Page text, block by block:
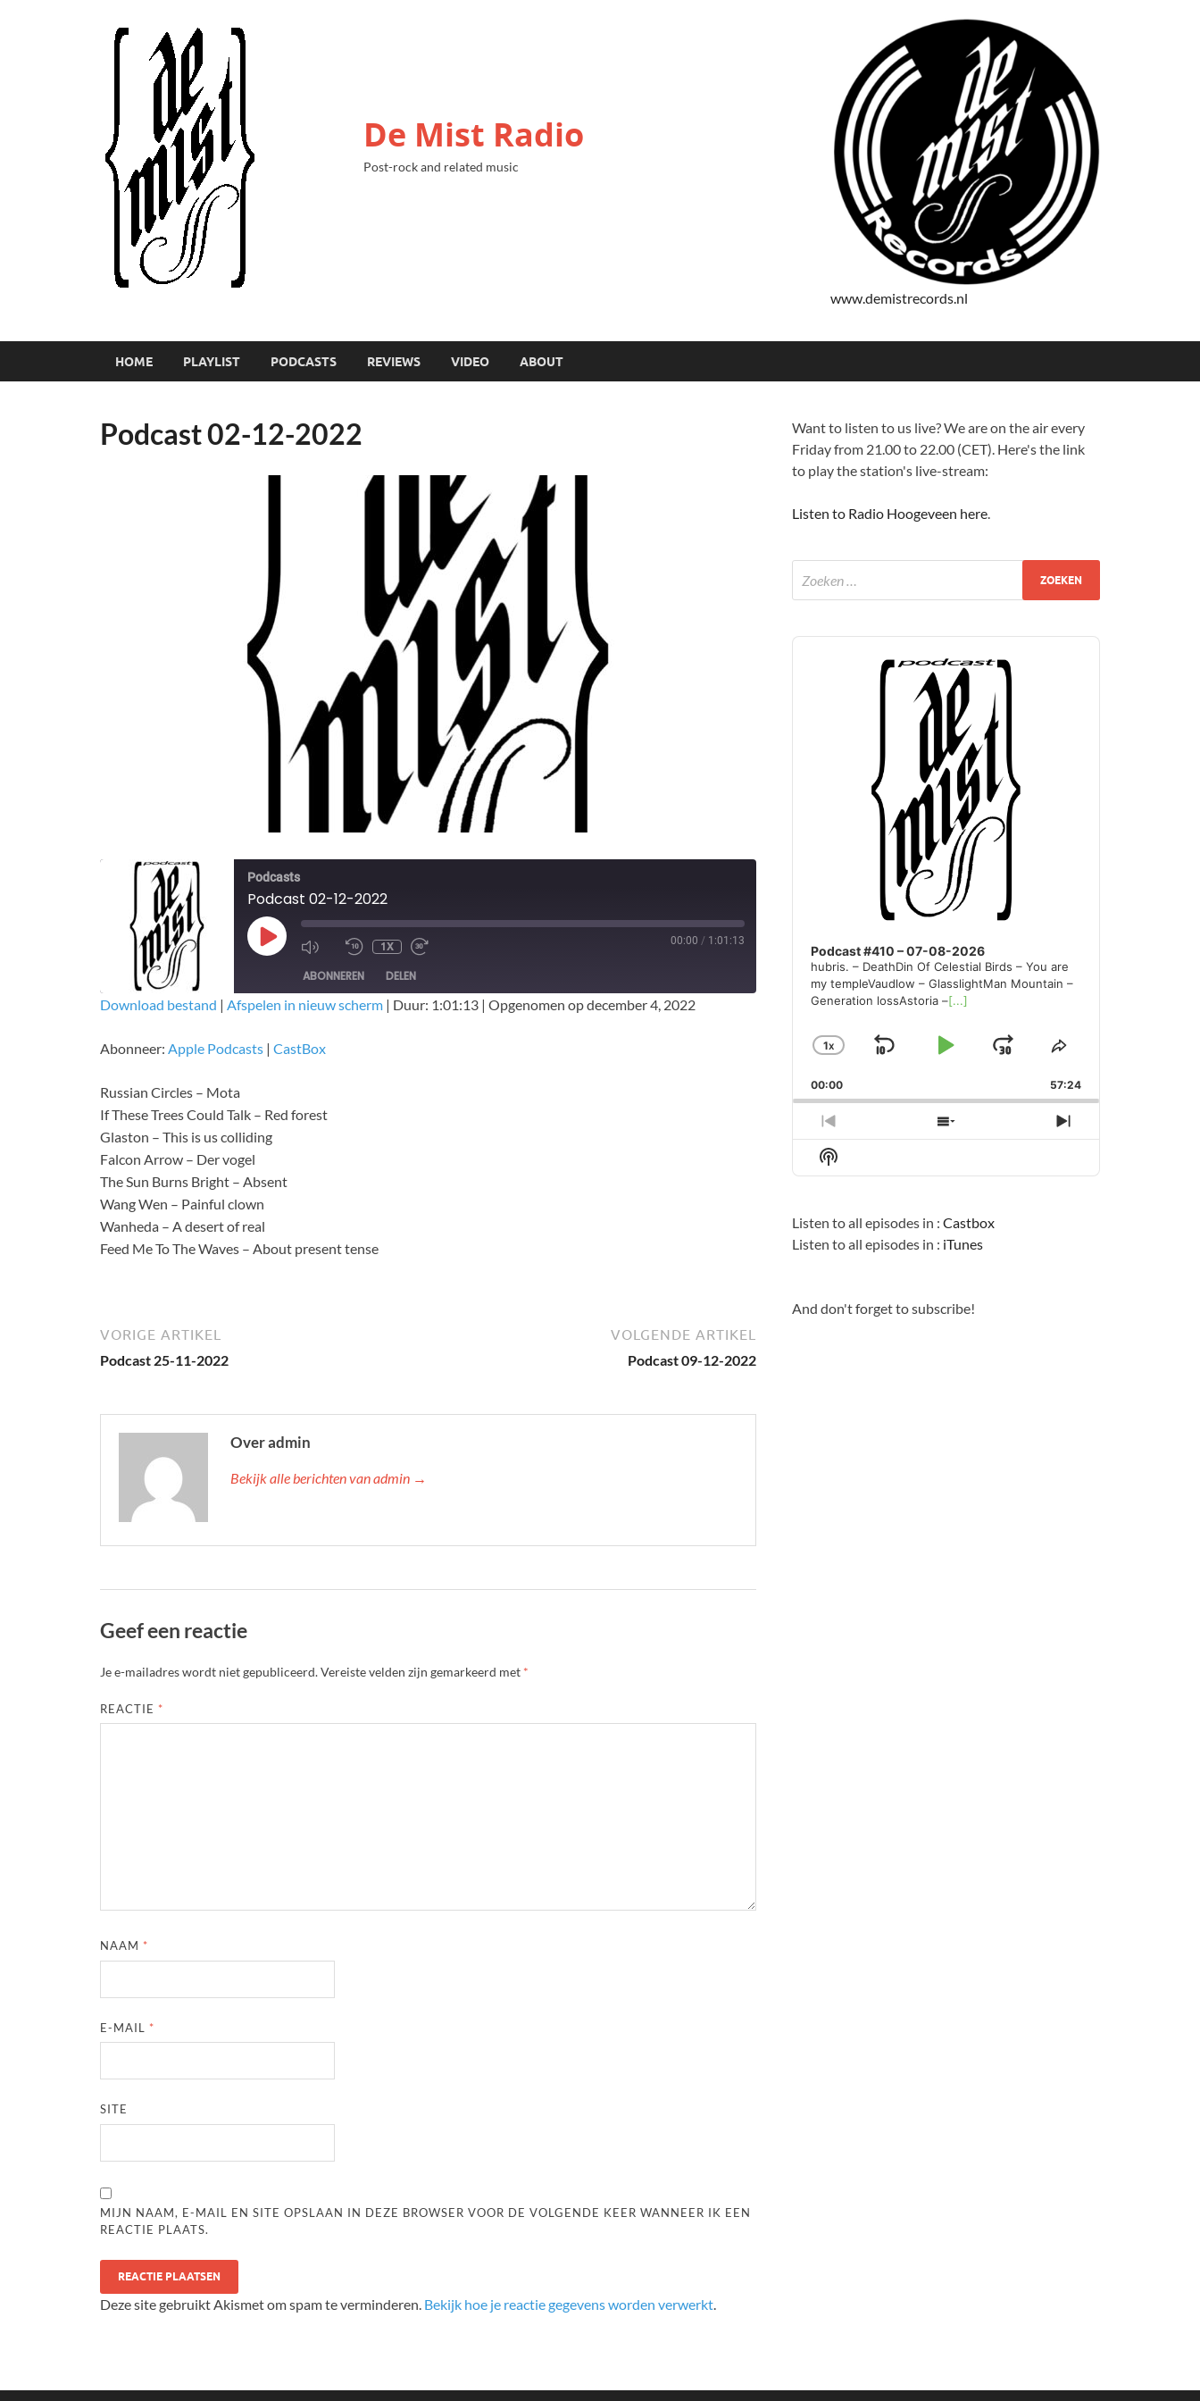
De Mist Radio
Post-rock and related music
www.demistrecords.nl
HOME PLAYLIST PODCASTS REVIEWS VIDEO ABOUT
Podcast 02-12-2022
Podcasts
Podcast 02-12-2022
1X 00:00 / 1:01:13
ABONNEREN DELEN
EMBED
Download bestand | Afspelen in nieuw scherm | Duur: 1:01:13 | Opgenomen op december 4, 2022
Abonneer: Apple Podcasts | CastBox
Russian Circles – Mota
If These Trees Could Talk – Red forest
Glaston – This is us colliding
Falcon Arrow – Der vogel
The Sun Burns Bright – Absent
Wang Wen – Painful clown
Wanheda – A desert of real
Feed Me To The Waves – About present tense
VORIGE ARTIKEL
Podcast 25-11-2022
VOLGENDE ARTIKEL
Podcast 09-12-2022
Over admin
Bekijk alle berichten van admin →
Geef een reactie
Je e-mailadres wordt niet gepubliceerd.Vereiste velden zijn gemarkeerd met *
REACTIE *
NAAM *
E-MAIL *
SITE
MIJN NAAM, E-MAIL EN SITE OPSLAAN IN DEZE BROWSER VOOR DE VOLGENDE KEER WANNEER IK EEN
REACTIE PLAATS.
Deze site gebruikt Akismet om spam te verminderen. Bekijk hoe je reactie gegevens worden verwerkt
Want to listen to us live? We are on the air every
Friday from 21.00 to 22.00 (CET). Here's the link
to play the station's live-stream:
Listen to Radio Hoogeveen here.
Audio
Podcast #410 – 07-08-2026
hubris. – DeathDin Of Celestial Birds – You are
my templeVaudlow – GlasslightMan Mountain –
Generation lossAstoria –[...]
CHANGE
RATE
1X
SKIPPLAYJUMP
FORWARD
SHARE
EPISODE
00:00 57:24
PREVIOUS
EPISODE
SHOW
EPISODES
NEXT
EPISODE
Show
Podcast
Listen to all episodes in :Castbox
Listen to all episodes in : iTunes
And don't forget to subscribe!